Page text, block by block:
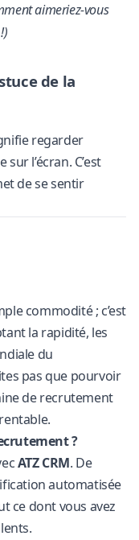
aimeriez-vous
de la
regarder
l’écran. C’est
de se sentir
commodité ; c’est
la rapidité, les
du
pas que pourvoir
de recrutement
?
ATZ CRM. De
automatisée
ce dont vous avez